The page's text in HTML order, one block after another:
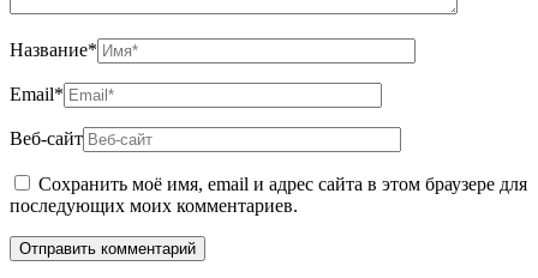
Название*
Email*
Веб-сайт
Сохранить моё имя, email и адрес сайта в этом браузере для
последующих моих комментариев.